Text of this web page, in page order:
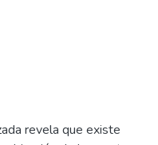
revela que existe